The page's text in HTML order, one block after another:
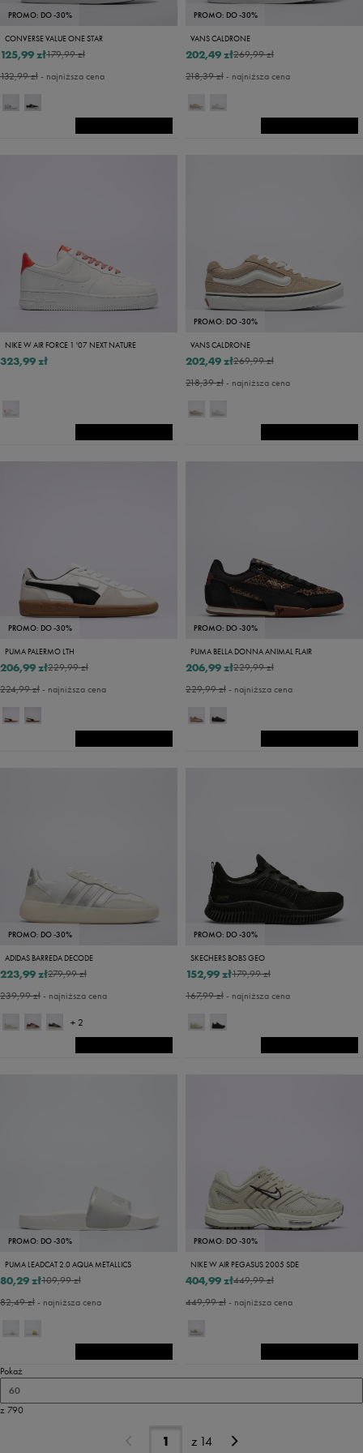
PROMO: DO -30%
CONVERSE VALUE ONE STAR
179,99 zł
125,99 zł
132,99 zł- najniższa cena
PROMO: DO -30%
VANS CALDRONE
269,99 zł
202,49 zł
218,39 zł- najniższa cena
NIKE W AIR FORCE 1 '07 NEXT NATURE
323,99 zł
PROMO: DO -30%
VANS CALDRONE
269,99 zł
202,49 zł
218,39 zł- najniższa cena
PROMO: DO -30%
PUMA PALERMO LTH
229,99 zł
206,99 zł
224,99 zł- najniższa cena
PROMO: DO -30%
PUMA BELLA DONNA ANIMAL FLAIR
229,99 zł
206,99 zł
229,99 zł- najniższa cena
PROMO: DO -30%
ADIDAS BARREDA DECODE
279,99 zł
223,99 zł
239,99 zł- najniższa cena
+ 2
PROMO: DO -30%
SKECHERS BOBS GEO
179,99 zł
152,99 zł
167,99 zł- najniższa cena
PROMO: DO -30%
PUMA LEADCAT 2.0 AQUA METALLICS
109,99 zł
80,29 zł
82,49 zł- najniższa cena
PROMO: DO -30%
NIKE W AIR PEGASUS 2005 SDE
449,99 zł
404,99 zł
449,99 zł- najniższa cena
Pokaż
60
z 790
z 14